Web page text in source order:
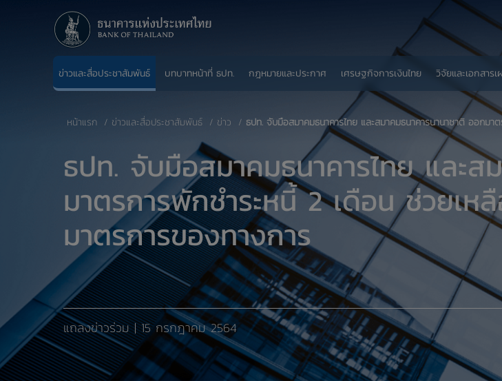
ข่าวและสื่อประชาสัมพันธ์ บทบาทหน้าที่ ธปท. กฎหมายและประกาศ เศรษฐกิจการเงินไทย วิจัยและเอกสาร
หน้าแรก ข่าวและสื่อประชาสัมพันธ์ ข่าว ธปท. จับมือสมาคมธนาคารไทย และสมาคมธนาคารนานาชาติ ออกม
ธปท. จับมือสมาคมธนาคารไทย และส
มาตรการพักชำระหนี้ 2 เดือน ช่วยเ
มาตรการของทางการ
แถลงข่าวร่วม | 15 กรกฎาคม 2564